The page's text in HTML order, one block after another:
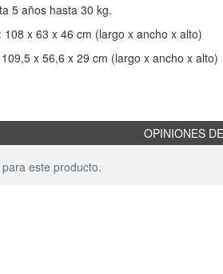
5 años hasta 30 kg.
x 63 x 46 cm (largo x ancho x alto)
x 56,6 x 29 cm (largo x ancho x alto)
OPINIONES
este producto.